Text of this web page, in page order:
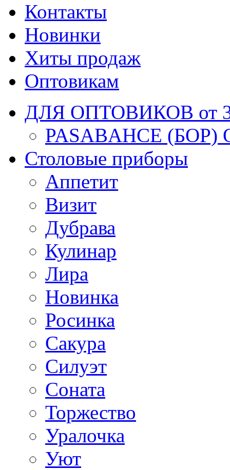
Контакты
Новинки
Хиты продаж
Оптовикам
ДЛЯ ОПТОВИКОВ от
PASABAHCE (БОР)
Столовые приборы
Аппетит
Визит
Дубрава
Кулинар
Лира
Новинка
Росинка
Сакура
Силуэт
Соната
Торжество
Уралочка
Уют